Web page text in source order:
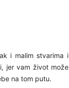
i malim stvarima i
jer vam život može
na tom putu.